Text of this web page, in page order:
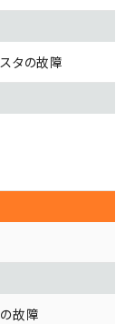
タの故障
故障